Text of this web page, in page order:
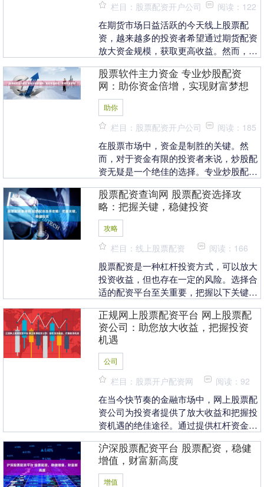
栏目：股票配资开户公司 阅读：122
在期货市场日益活跃的今天线上股票配
资，越来越多的投资者希望通过期货配资
放大资金规模，获取更高收益。然而，面
者不禁产生疑问：*....
股票软件主力资金 专业炒股配资
网：助你资金倍增，实现财富梦想
助你
栏目：股票配资开户公司 阅读：185
在股票市场中，资金是制胜的关键。然
而，对于资金有限的投资者来说，炒股配
资无疑是一个绝佳的选择。专业炒股配资
其资金倍增，实现财....
股票配资查询网 股票配资选择攻
略：把握关键，稳健投资
攻略
栏目：线上股票配资 阅读：166
股票配资是一种杠杆投资方式，可以放大
投资收益，但也存在一定的风险。选择合
适的配资平台至关重要，把握以下关键
请配资，并提供一....
正规网上股票配资平台 网上股票配
资公司：助您放大收益，把握投资
机遇
公司
栏目：股票开户配资网 阅读：92
在当今快节奏的金融市场中，网上股票配
资公司为投资者提供了放大收益和把握投
资机遇的绝佳途径。通过提供杠杆资金，
于股票市场。 *....
沪深股票配资平台 股票配资，稳健
增值，财富新高度
增值